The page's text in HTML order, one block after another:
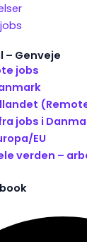
– Genveje
jobs
jobs i
EU
verden –